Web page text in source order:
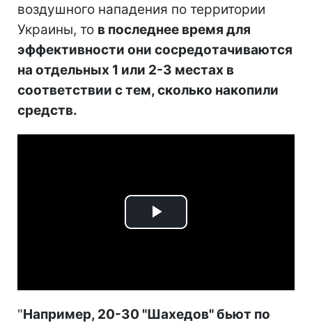
воздушного нападения по территории
Украины, то в последнее время для
эффективности они сосредотачиваются
на отдельных 1 или 2-3 местах в
соответствии с тем, сколько накопили
средств.
Play
"Например, 20-30 "Шахедов" бьют по